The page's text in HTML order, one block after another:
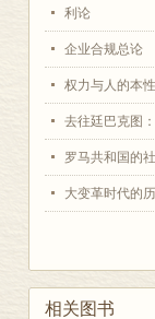
利论
企业合规总论
权力与人的本
去往廷巴克图
罗马共和国的
大变革时代的
相关图书